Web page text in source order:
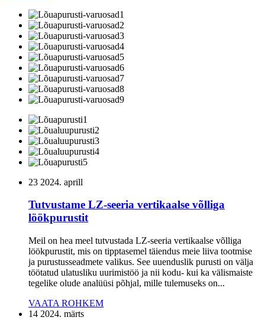
23 2024. aprill
Tutvustame LZ-seeria vertikaalse võlliga
löökpurustit
Meil on hea meel tutvustada LZ-seeria vertikaalse võlliga
löökpurustit, mis on tipptasemel täiendus meie liiva tootmise
ja purustusseadmete valikus. See uuenduslik purusti on välja
töötatud ulatusliku uurimistöö ja nii kodu- kui ka välismaiste
tegelike olude analüüsi põhjal, mille tulemuseks on...
VAATA ROHKEM
14 2024. märts